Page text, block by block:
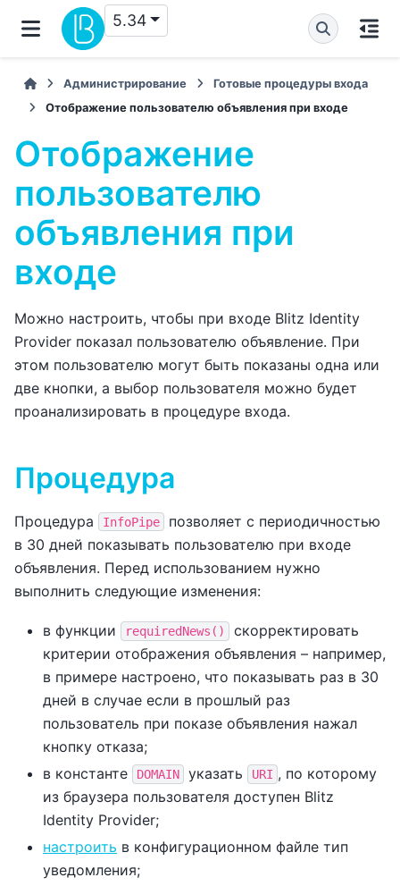
5.34
Администрирование
Готовые процедуры входа
Отображение пользователю объявления при входе
Отображение
пользователю
объявления при
входе
Можно настроить, чтобы при входе Blitz Identity
Provider показал пользователю объявление. При
этом пользователю могут быть показаны одна или
две кнопки, а выбор пользователя можно будет
проанализировать в процедуре входа.
Процедура
Процедура InfoPipe
позволяет с периодичностью
в 30 дней показывать пользователю при входе
объявления. Перед использованием нужно
выполнить следующие изменения:
в функции requiredNews()
скорректировать
критерии отображения объявления – например,
в примере настроено, что показывать раз в 30
дней в случае если в прошлый раз
пользователь при показе объявления нажал
кнопку отказа;
в константе
DOMAIN указать URI , по которому
из браузера пользователя доступен Blitz
Identity Provider;
настроить в конфигурационном файле тип
уведомления;